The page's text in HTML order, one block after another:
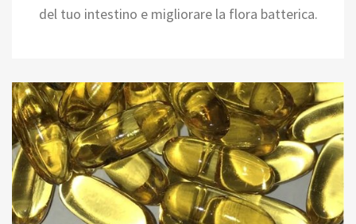
del tuo intestino e migliorare la flora batterica.